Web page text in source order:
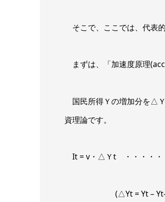
そこで、ここでは、代表
まずは、「加速度原理
国民所得Ｙの増加分を△
資理論です。
It = v・△Ｙt ・・・・
(△Yt = Yt – Yt-